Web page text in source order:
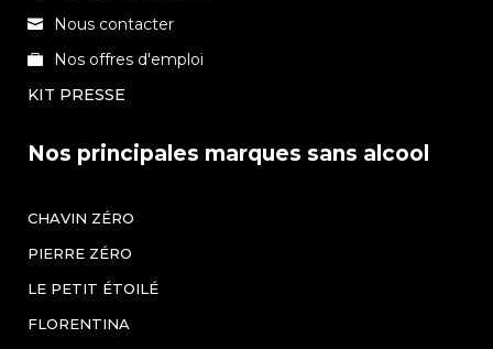
Nous contacter
Nos offres d'emploi
KIT PRESSE
Nos principales marques sans alcool
CHAVIN ZÉRO
PIERRE ZÉRO
LE PETIT ÉTOILÉ
FLORENTINA